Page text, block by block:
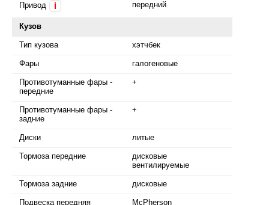
Привод передний
Кузов
Тип кузова хэтчбек
Фары галогеновые
Противотуманные фары -
передние
+
Противотуманные фары -
задние
+
Диски литые
Тормоза передние
дисковые
вентилируемые
Тормоза задние дисковые
Подвеска передняя McPherson